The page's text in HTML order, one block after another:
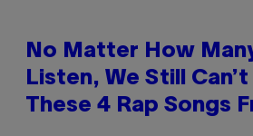
No Matter How
Listen, We Still Can’t
These 4 Rap Songs